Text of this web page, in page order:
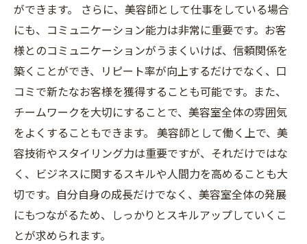
ができます。 さらに、美容師として仕事をしている場合
にも、コミュニケーション能力は非常に重要です。お客
様とのコミュニケーションがうまくいけば、信頼関係を
築くことができ、リピート率が向上するだけでなく、口
コミで新たなお客様を獲得することも可能です。また、
チームワークを大切にすることで、美容室全体の雰囲気
をよくすることもできます。 美容師として働く上で、美
容技術やスタイリング力は重要ですが、それだけではな
く、ビジネスに関するスキルや人間力を高めることも大
切です。自分自身の成長だけでなく、美容室全体の発展
にもつながるため、しっかりとスキルアップしていくこ
とが求められます。